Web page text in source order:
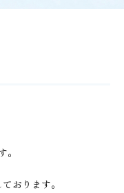
おります。